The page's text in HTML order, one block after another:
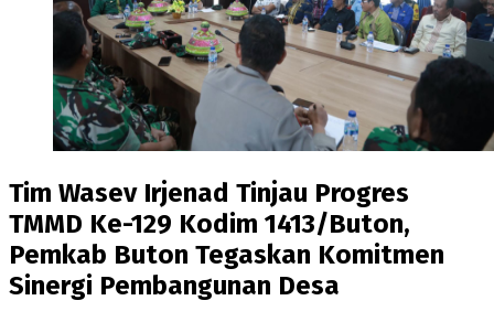
Tim Wasev Irjenad Tinjau Progres
TMMD Ke-129 Kodim 1413/Buton,
Pemkab Buton Tegaskan Komitmen
Sinergi Pembangunan Desa